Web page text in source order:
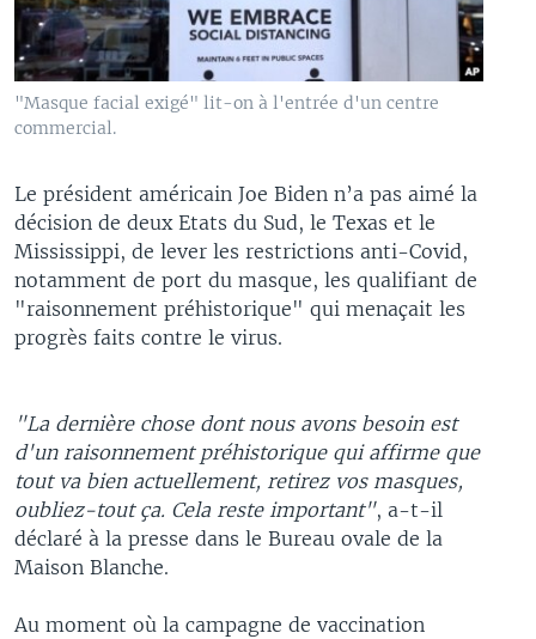
"Masque facial exigé" lit-on à l'entrée d'un centre
commercial.
Le président américain Joe Biden n’a pas aimé la
décision de deux Etats du Sud, le Texas et le
Mississippi, de lever les restrictions anti-Covid,
notamment de port du masque, les qualifiant de
"raisonnement préhistorique" qui menaçait les
progrès faits contre le virus.
"La dernière chose dont nous avons besoin est
d'un raisonnement préhistorique qui affirme que
tout va bien actuellement, retirez vos masques,
oubliez-tout ça. Cela reste important", a-t-il
déclaré à la presse dans le Bureau ovale de la
Maison Blanche.
Au moment où la campagne de vaccination